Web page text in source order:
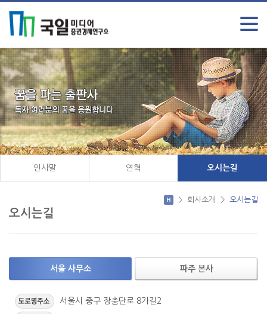
인사말 연혁 오시는길
오시는길
> 회사소개 > 오시는길
서울 사무소 파주 본사
서울시 중구 장충단로 8가길2